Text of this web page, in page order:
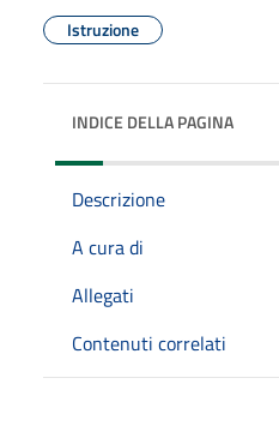
Istruzione
INDICE DELLA PAGINA
Descrizione
A cura di
Allegati
Contenuti correlati